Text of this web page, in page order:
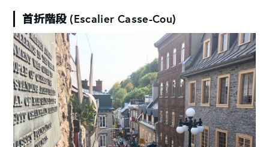
首折階段 (Escalier Casse-Cou)